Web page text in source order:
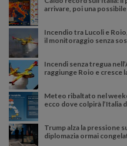
arrivare, poi una
Incendio tra Lucoli e
il monitoraggio senza
Incendi senza tregua
raggiunge Roio e cresce
Meteo ribaltato nel
ecco dove colpirà l’Italia
Trump alza la pressione
diplomazia ormai